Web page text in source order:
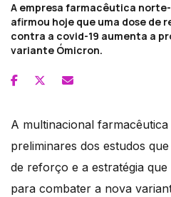
A empresa farmacêutica
afirmou hoje que uma dose de
contra a covid-19 aumenta a
variante Ómicron.
A multinacional
preliminares dos estudos
de reforço e a estratégia
para combater a nova